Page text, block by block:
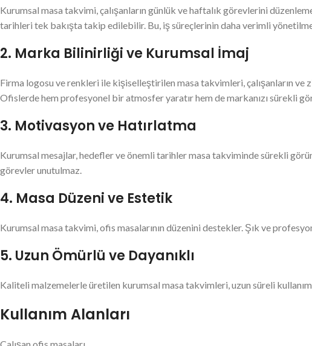
Kurumsal masa takvimi, çalışanların günlük ve haftalık görevlerini
tarihleri tek bakışta takip edilebilir. Bu, iş süreçlerinin daha verimli
2. Marka Bilinirliği ve Kurumsal İmaj
Firma logosu ve renkleri ile kişiselleştirilen masa takvimleri, çalışanların ve
Ofislerde hem profesyonel bir atmosfer yaratır hem de markanızı sürekli
3. Motivasyon ve Hatırlatma
Kurumsal mesajlar, hedefler ve önemli tarihler masa takviminde sürekli
görevler unutulmaz.
4. Masa Düzeni ve Estetik
Kurumsal masa takvimi, ofis masalarının düzenini destekler. Şık ve
5. Uzun Ömürlü ve Dayanıklı
Kaliteli malzemelerle üretilen kurumsal masa takvimleri, uzun süreli
Kullanım Alanları
Çalışan ofis masaları